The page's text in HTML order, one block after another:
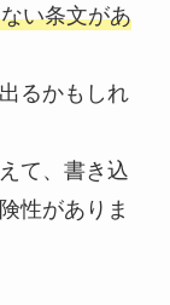
い条文があ
るかもしれ
て、書き込
性がありま